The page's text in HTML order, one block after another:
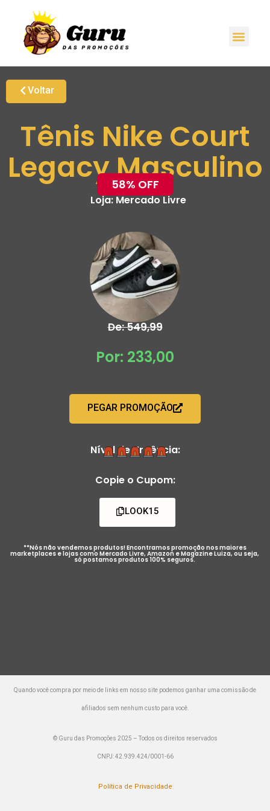
Voltar
Tênis Nike Court
Legacy Masculino
58% OFF
Loja:Mercado Livre
De: 549,99
Por: 233,00
PEGAR PROMOÇÃO
Nível de Urgência:
Copie o Cupom:
LOOK15
**Nós não vendemos produtos! Encontramos promoção nos maiores
marketplaces e lojas como Mercado Livre, Amazon e Magazine Luiza, ou seja,
só postamos produtos 100% seguros.
Quando você compra por meio de links em nosso site podemos ganhar uma comissão de
afiliados sem nenhum custo para você.
© Guru das Promoções 2025 – Todos os direitos reservados
CNPJ: 42.939.424/0001-66
Política de Privacidade